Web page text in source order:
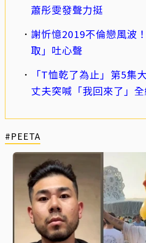
蕭彤雯發聲力挺
謝忻憶2019不倫戀風波
取」吐心聲
「T恤乾了為止」第5集
丈夫突喊「我回來了」
#PEETA